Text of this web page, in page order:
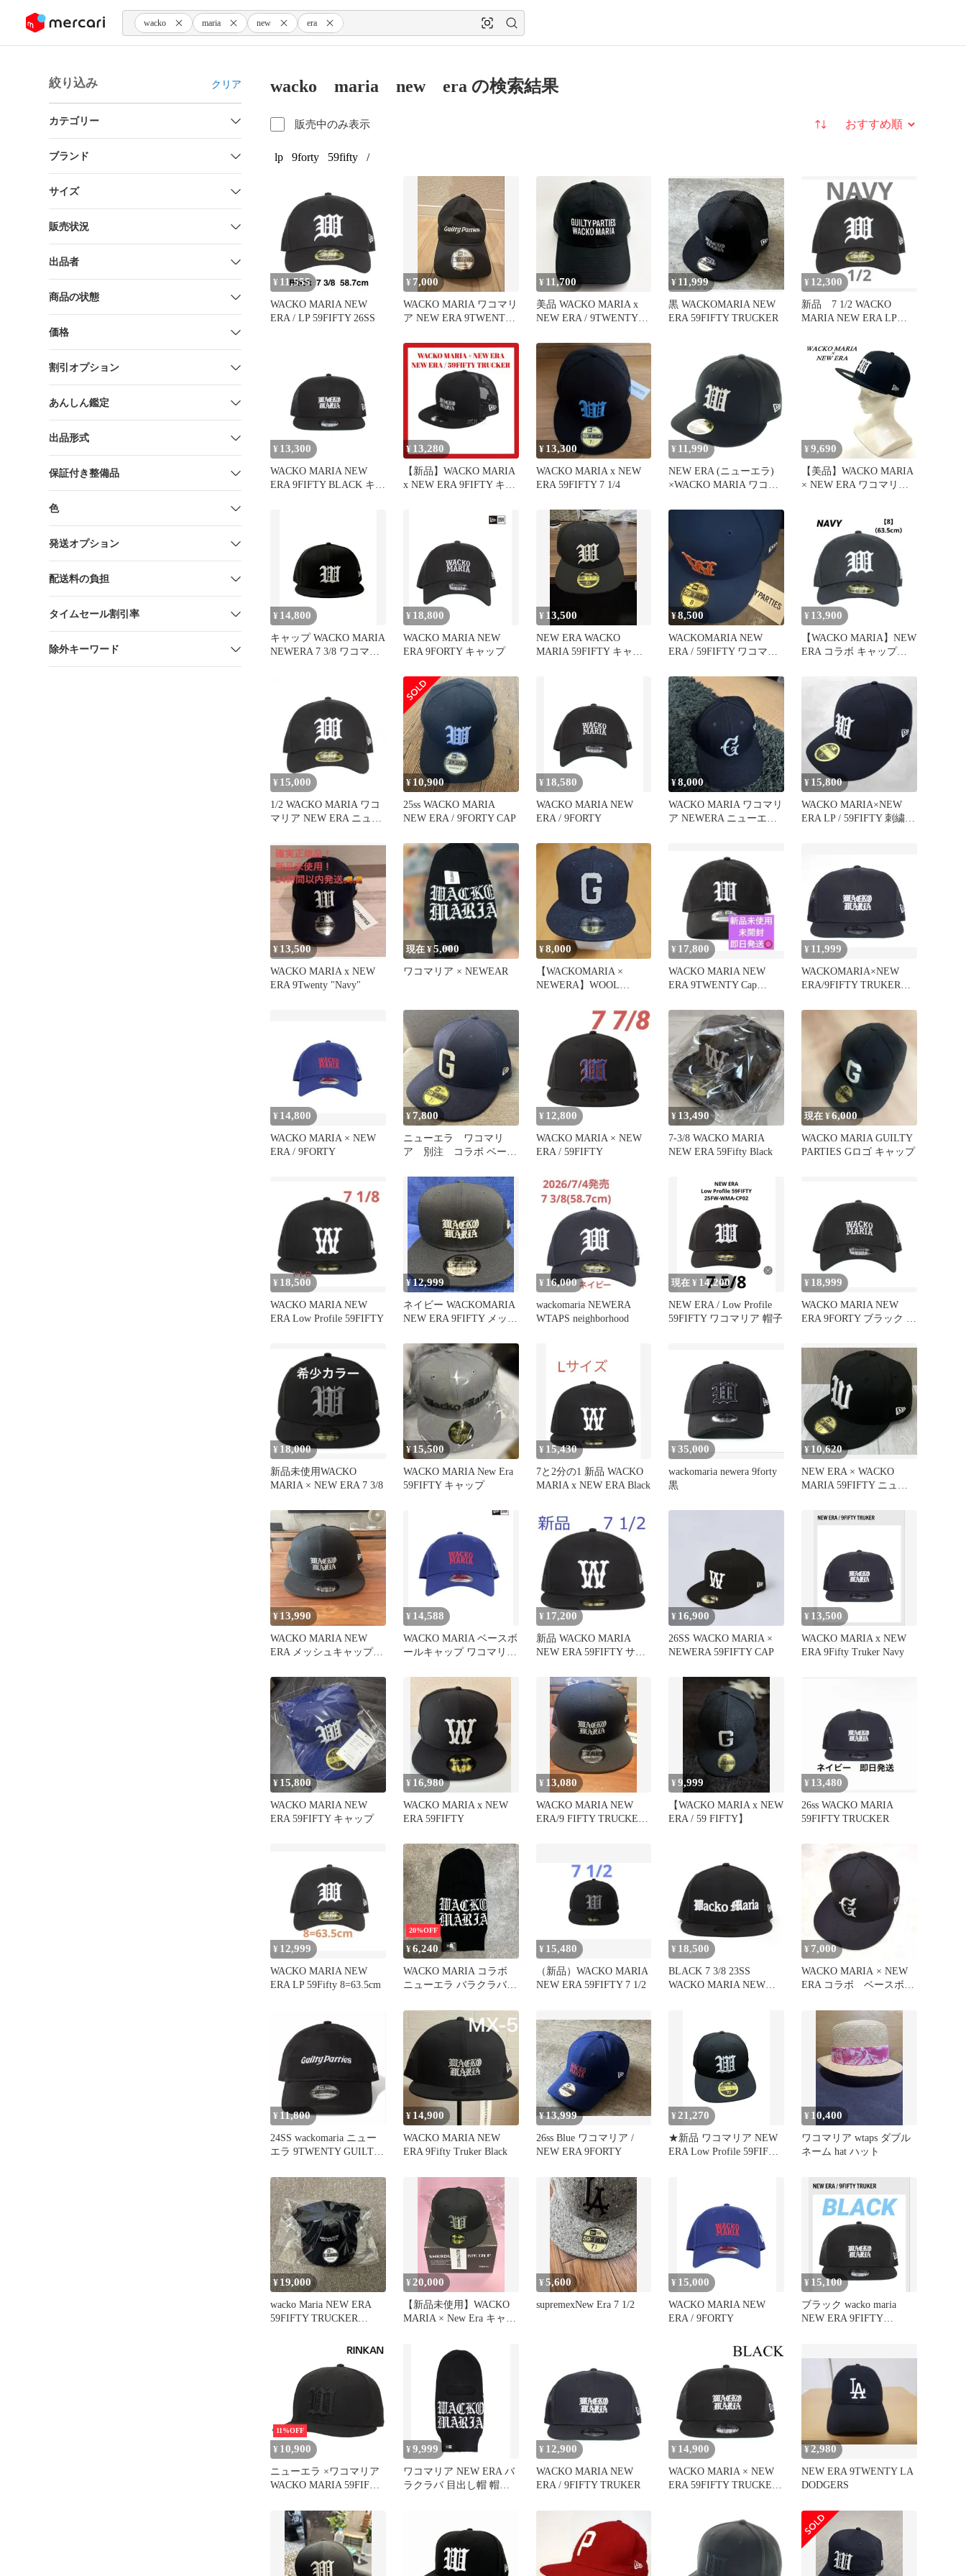
ツにスキップ wacko maria new era
絞り込み クリア
カテゴリー
ブランド
サイズ
販売状況
出品者
商品の状態
価格
割引オプション
あんしん鑑定
出品形式
保証付き整備品
色
発送オプション
配送料の負担
タイムセール割引率
除外キーワード
wacko maria new era の検索結果
販売中のみ表示 並び替え
lp 9forty 59fifty /
¥ 11,555
WACKO MARIA NEW
ERA / LP 59FIFTY 26SS
¥ 7,000
WACKO MARIA ワコマリ
ア NEW ERA 9TWENTY
¥ 11,700
美品 WACKO MARIA x
NEW ERA / 9TWENTY
ニューエラ キャップ ブ
ラック
¥ 11,999
黒 WACKOMARIA NEW
ERA 59FIFTY TRUCKER
¥ 12,300
新品 7 1/2 WACKO
MARIA NEW ERA LP
¥ 13,300
WACKO MARIA NEW
ERA 9FIFTY BLACK キム
¥ 13,280
【新品】WACKO MARIA
x NEW ERA 9FIFTY キャ
¥ 13,300
WACKO MARIA x NEW
ERA 59FIFTY 7 1/4
¥ 11,990
NEW ERA (ニューエラ)
×WACKO MARIA ワコマ
ルキャップ ブラック
¥ 9,690
【美品】WACKO MARIA
× NEW ERA ワコマリア
ブラック
¥ 14,800
キャップ WACKO MARIA
NEWERA 7 3/8 ワコマリ
¥ 18,800
WACKO MARIA NEW
ERA 9FORTY キャップ
¥ 13,500
NEW ERA WACKO
MARIA 59FIFTY キャッ
¥8,500
WACKOMARIA NEW
ERA / 59FIFTY ワコマリ
¥ 13,900
【WACKO MARIA】NEW
ERA コラボ キャップ
¥ 15,000
1/2 WACKO MARIA ワコ
マリア NEW ERA ニュー
¥10,900
25ss WACKO MARIA
NEW ERA / 9FORTY CAP
¥ 18,580
WACKO MARIA NEW
ERA / 9FORTY
¥8,000
WACKO MARIA ワコマリ
ア NEWERA ニューエラ
¥ 15,800
WACKO MARIA×NEW
ERA LP / 59FIFTY 刺繍
¥ 13,500
WACKO MARIA x NEW
ERA 9Twenty "Navy"
現在 ¥5,000
ワコマリア × NEWEAR
¥8,000
【WACKOMARIA ×
NEWERA】WOOL
¥ 17,800
WACKO MARIA NEW
ERA 9TWENTY Cap
¥ 11,999
WACKOMARIA×NEW
ERA/9FIFTY TRUKER
¥ 14,800
WACKO MARIA × NEW
ERA / 9FORTY
¥ 7,800
ニューエラ ワコマリ
ア 別注 コラボ ベース
ィパーティーズ
¥ 12,800
WACKO MARIA × NEW
ERA / 59FIFTY
¥ 13,490
7-3/8 WACKO MARIA
NEW ERA 59Fifty Black
現在 ¥6,000
WACKO MARIA GUILTY
PARTIES Gロゴ キャップ
¥ 18,500
WACKO MARIA NEW
ERA Low Profile 59FIFTY
¥12,999
ネイビー WACKOMARIA
NEW ERA 9FIFTY メッシ
¥ 16,000
wackomaria NEWERA
WTAPS neighborhood
現在 ¥ 14,200
NEW ERA / Low Profile
59FIFTY ワコマリア 帽子
¥ 18,999
WACKO MARIA NEW
ERA 9FORTY ブラック キ
¥ 18,000
新品未使用WACKO
MARIA × NEW ERA 7 3/8
¥15,500
WACKO MARIA New Era
59FIFTY キャップ
¥ 15,430
7と2分の1 新品 WACKO
MARIA x NEW ERA Black
¥35,000
wackomaria newera 9forty
黒
¥ 10,620
NEW ERA × WACKO
MARIA 59FIFTY ニュー
ボール キャップ ブラッ
¥ 13,990
WACKO MARIA NEW
ERA メッシュキャップ
¥ 14,588
WACKO MARIA ベースボ
ールキャップ ワコマリ
¥ 17,200
新品 WACKO MARIA
NEW ERA 59FIFTY サイ
¥ 16,900
26SS WACKO MARIA ×
NEWERA 59FIFTY CAP
¥ 13,500
WACKO MARIA x NEW
ERA 9Fifty Truker Navy
¥ 15,800
WACKO MARIA NEW
ERA 59FIFTY キャップ
¥ 16,980
WACKO MARIA x NEW
ERA 59FIFTY
¥ 13,080
WACKO MARIA NEW
ERA/9 FIFTY TRUCKER
¥9,999
【WACKO MARIA x NEW
ERA / 59 FIFTY】
¥ 13,480
26ss WACKO MARIA
59FIFTY TRUCKER
¥ 12,999
WACKO MARIA NEW
ERA LP 59Fifty 8=63.5cm
20%OFF
¥6,240
WACKO MARIA コラボ
ニューエラ バラクラバ
ア 25FW-WMA-CP04 ブラ
ック F （10017M）
¥ 15,480
（新品）WACKO MARIA
NEW ERA 59FIFTY 7 1/2
¥ 18,500
BLACK 7 3/8 23SS
WACKO MARIA NEW
¥ 7,000
WACKO MARIA × NEW
ERA コラボ ベースボー
¥ 11,800
24SS wackomaria ニュー
エラ 9TWENTY GUILTY
¥ 14,900
WACKO MARIA NEW
ERA 9Fifty Truker Black
¥13,999
26ss Blue ワコマリア /
NEW ERA 9FORTY
¥21,270
★新品 ワコマリア NEW
ERA Low Profile 59FIFTY
¥ 10,400
ワコマリア wtaps ダブル
ネーム hat ハット
¥ 19,000
wacko Maria NEW ERA
59FIFTY TRUCKER
¥20,000
【新品未使用】WACKO
MARIA × New Era キャッ
¥5,600
supremexNew Era 7 1/2
¥ 15,000
WACKO MARIA NEW
ERA / 9FORTY
¥ 15,100
ブラック wacko maria
NEW ERA 9FIFTY
11%OFF
¥ 10,900
ニューエラ ×ワコマリア
WACKO MARIA 59FIFTY
¥9,999
ワコマリア NEW ERA バ
ラクラバ 目出し帽 帽子
¥ 12,900
WACKO MARIA NEW
ERA / 9FIFTY TRUKER
¥ 14,900
WACKO MARIA × NEW
ERA 59FIFTY TRUCKER
¥2,980
NEW ERA 9TWENTY LA
DODGERS